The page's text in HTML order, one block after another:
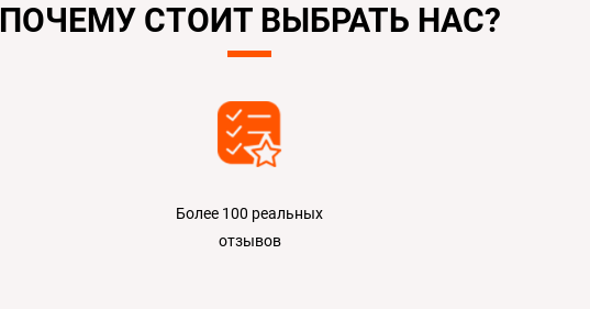
ПОЧЕМУ СТОИТ ВЫБРАТЬ НАС?
Более 100 реальных
отзывов